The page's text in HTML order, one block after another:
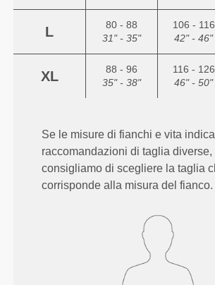
L
80 - 88
31" - 35"
106 - 116
42" - 46"
XL
88 - 96
35" - 38"
116 - 126
46" - 50"
Se le misure di fianchi e vita
raccomandazioni di taglia diverse,
consigliamo di scegliere la taglia
corrisponde alla misura del fianco.